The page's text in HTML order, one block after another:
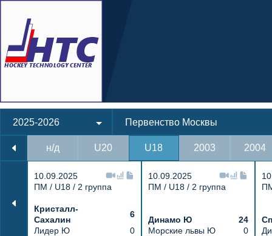
2025-2026 Первенство Москвы
н/д U20 U18 2003 2004
10.09.2025
ПМ / U18 / 2 группа
Кристалл-
Сахалин
6
Лидер Ю
0
10.09.2025
ПМ / U18 / 2 группа
Динамо Ю
24
Морские львы Ю
0